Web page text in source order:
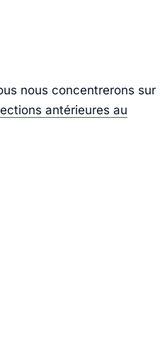
nous concentrerons sur
antérieures au